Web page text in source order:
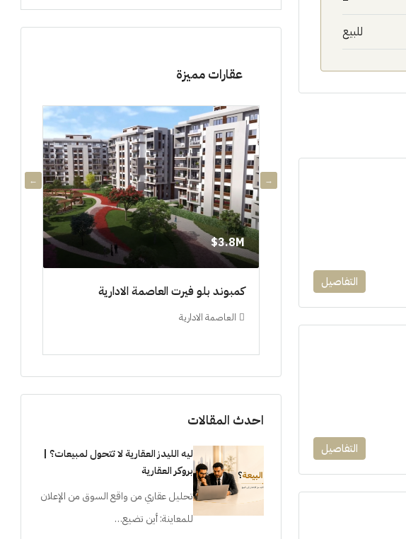
للبيع
التفاصيل
التفاصيل
عقارات مميزة
3.8M$
كمبوند بلو فيرت العاصمة الادارية
العاصمة الادارية
احدث المقالات
ليه الليدز العقارية لا تتحول لمبيعات؟ |
بروكر العقارية
تحليل عقاري من واقع السوق من الإعلان
للمعاينة: أين تضيع…